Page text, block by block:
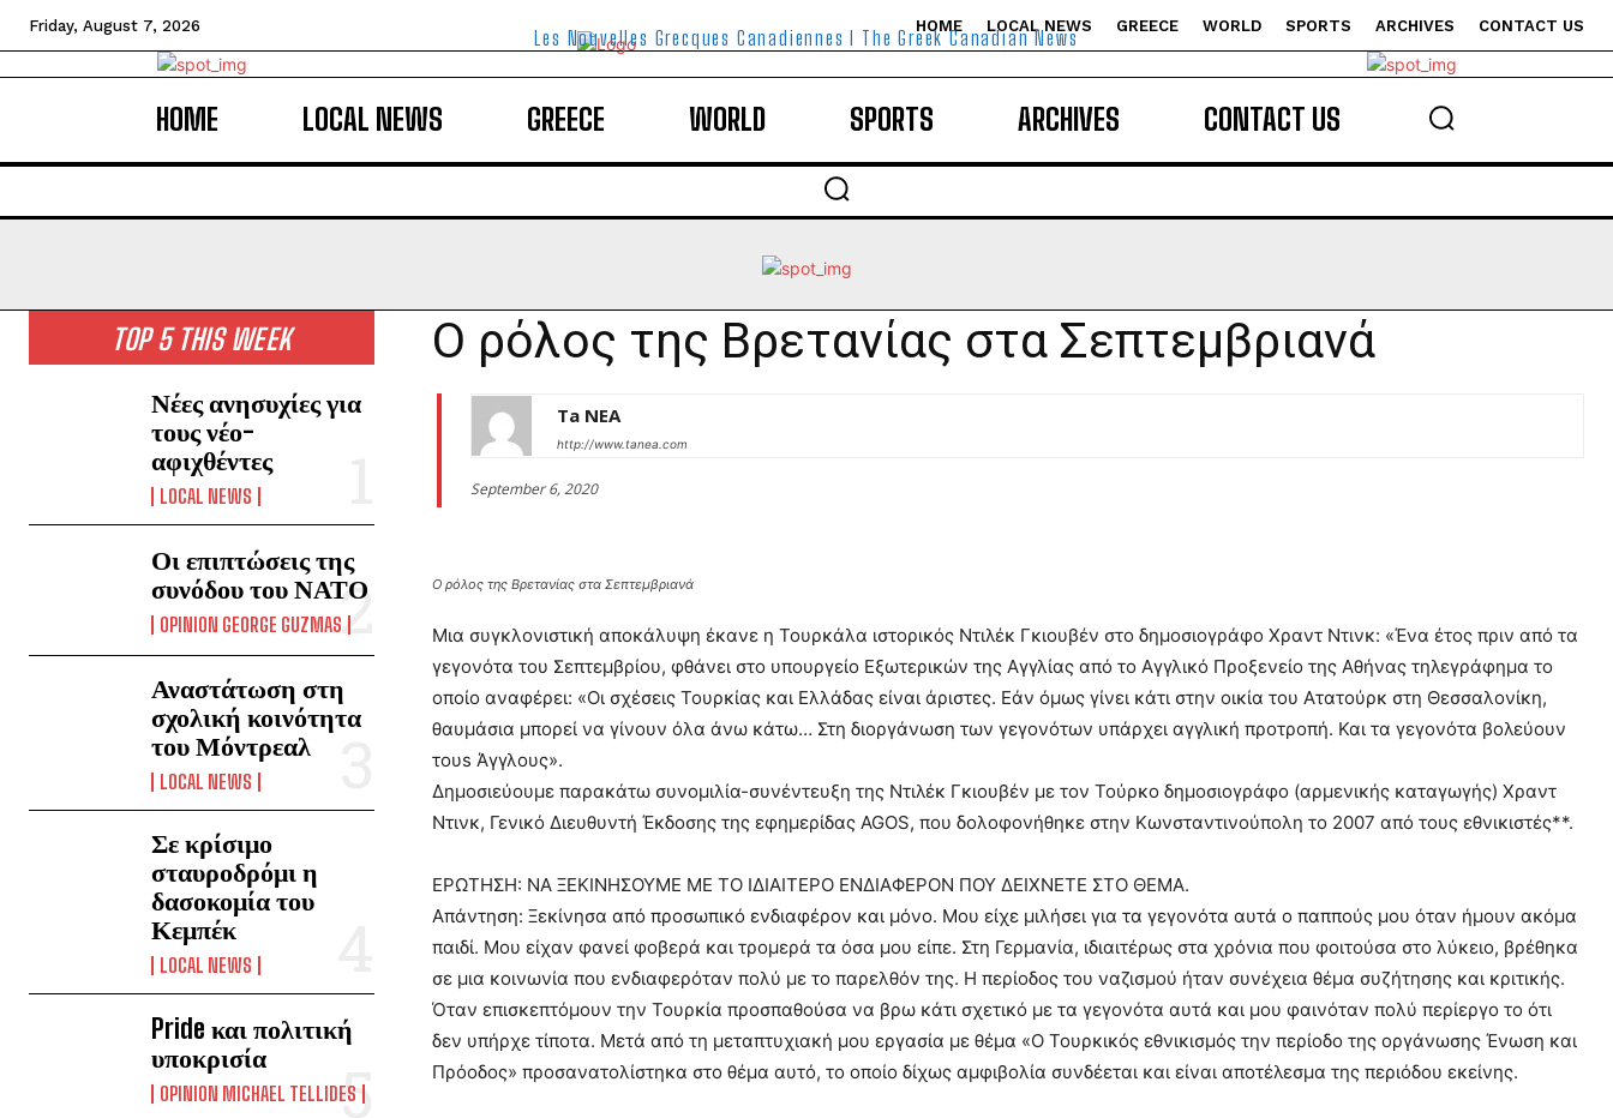
Friday, August 7, 2026 HOME LOCAL NEWS GREECE WORLD SPORTS ARCHIVES CONTACT US
Les Nouvelles Grecques Canadiennes I The Greek Canadian News
HOME LOCAL NEWS GREECE WORLD SPORTS ARCHIVES CONTACT US
TOP 5 THIS WEEK
Νέες ανησυχίες για
τους νέο-
αφιχθέντες
LOCAL NEWS
Οι επιπτώσεις της
συνόδου του ΝΑΤΟ
OPINION GEORGE GUZMAS
Αναστάτωση στη
σχολική κοινότητα
του Μόντρεαλ
LOCAL NEWS
Σε κρίσιμο
σταυροδρόμι η
δασοκομία του
Κεμπέκ
LOCAL NEWS
Pride και πολιτική
υποκρισία
OPINION MICHAEL TELLIDES
Ο ρόλος της Βρετανίας στα Σεπτεμβριανά
Ta NEA
http://www.tanea.com
September 6, 2020
Ο ρόλος της Βρετανίας στα Σεπτεμβριανά
Μια συγκλονιστική αποκάλυψη έκανε η Τουρκάλα ιστορικός Ντιλέκ Γκιουβέν στο δημοσιογράφο Χραντ Ντινκ: «Ένα έτος πριν από τα
γεγονότα του Σεπτεμβρίου, φθάνει στο υπουργείο Εξωτερικών της Αγγλίας από το Αγγλικό Προξενείο της Αθήνας τηλεγράφημα το
οποίο αναφέρει: «Οι σχέσεις Τουρκίας και Ελλάδας είναι άριστες. Εάν όμως γίνει κάτι στην οικία του Ατατούρκ στη Θεσσαλονίκη,
θαυμάσια μπορεί να γίνουν όλα άνω κάτω… Στη διοργάνωση των γεγονότων υπάρχει αγγλική προτροπή. Και τα γεγονότα βολεύουν
τουs Άγγλους».
Δημοσιεύουμε παρακάτω συνομιλία-συνέντευξη της Ντιλέκ Γκιουβέν με τον Τούρκο δημοσιογράφο (αρμενικής καταγωγής) Χραντ
Ντινκ, Γενικό Διευθυντή Έκδοσης της εφημερίδας AGOS, που δολοφονήθηκε στην Κωνσταντινούπολη το 2007 από τους εθνικιστές**.
ΕΡΩΤΗΣΗ: ΝΑ ΞΕΚΙΝΗΣΟΥΜΕ ΜΕ ΤΟ ΙΔΙΑΙΤΕΡΟ ΕΝΔΙΑΦΕΡΟΝ ΠΟΥ ΔΕΙΧΝΕΤΕ ΣΤΟ ΘΕΜΑ.
Απάντηση: Ξεκίνησα από προσωπικό ενδιαφέρον και μόνο. Μου είχε μιλήσει για τα γεγονότα αυτά ο παππούς μου όταν ήμουν ακόμα
παιδί. Μου είχαν φανεί φοβερά και τρομερά τα όσα μου είπε. Στη Γερμανία, ιδιαιτέρως στα χρόνια που φοιτούσα στο λύκειο, βρέθηκα
σε μια κοινωνία που ενδιαφερόταν πολύ με το παρελθόν της. Η περίοδος του ναζισμού ήταν συνέχεια θέμα συζήτησης και κριτικής.
Όταν επισκεπτόμουν την Τουρκία προσπαθούσα να βρω κάτι σχετικό με τα γεγονότα αυτά και μου φαινόταν πολύ περίεργο το ότι
δεν υπήρχε τίποτα. Μετά από τη μεταπτυχιακή μου εργασία με θέμα «Ο Τουρκικός εθνικισμός την περίοδο της οργάνωσης Ένωση και
Πρόοδος» προσανατολίστηκα στο θέμα αυτό, το οποίο δίχως αμφιβολία συνδέεται και είναι αποτέλεσμα της περιόδου εκείνης.